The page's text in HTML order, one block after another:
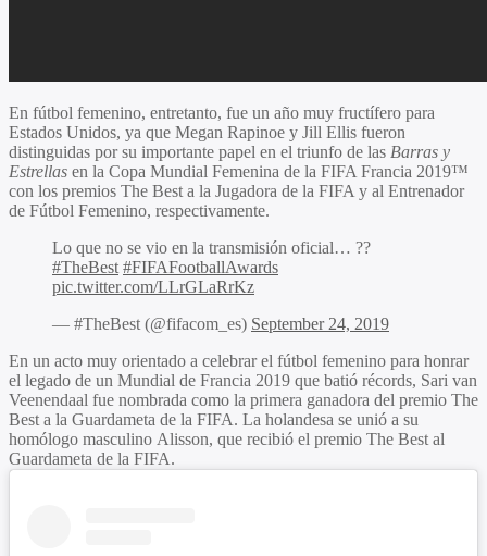
En fútbol femenino, entretanto, fue un año muy fructífero para
Estados Unidos, ya que Megan Rapinoe y Jill Ellis fueron
distinguidas por su importante papel en el triunfo de las Barras y
Estrellas en la Copa Mundial Femenina de la FIFA Francia 2019™
con los premios The Best a la Jugadora de la FIFA y al Entrenador
de Fútbol Femenino, respectivamente.
Lo que no se vio en la transmisión oficial… ??
#TheBest #FIFAFootballAwards
pic.twitter.com/LLrGLaRrKz
— #TheBest (@fifacom_es) September 24, 2019
En un acto muy orientado a celebrar el fútbol femenino para honrar
el legado de un Mundial de Francia 2019 que batió récords, Sari van
Veenendaal fue nombrada como la primera ganadora del premio The
Best a la Guardameta de la FIFA. La holandesa se unió a su
homólogo masculino Alisson, que recibió el premio The Best al
Guardameta de la FIFA.